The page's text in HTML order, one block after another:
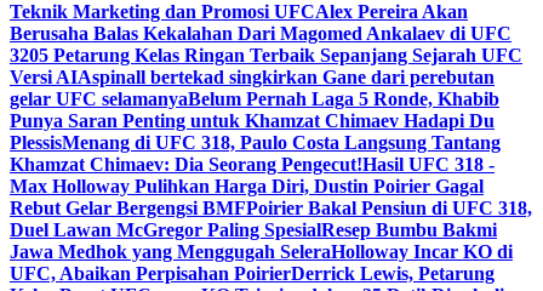
Teknik Marketing dan Promosi UFCAlex Pereira Akan
Berusaha Balas Kekalahan Dari Magomed Ankalaev di UFC
3205 Petarung Kelas Ringan Terbaik Sepanjang Sejarah UFC
Versi AIAspinall bertekad singkirkan Gane dari perebutan
gelar UFC selamanyaBelum Pernah Laga 5 Ronde, Khabib
Punya Saran Penting untuk Khamzat Chimaev Hadapi Du
PlessisMenang di UFC 318, Paulo Costa Langsung Tantang
Khamzat Chimaev: Dia Seorang Pengecut!Hasil UFC 318 -
Max Holloway Pulihkan Harga Diri, Dustin Poirier Gagal
Rebut Gelar Bergengsi BMFPoirier Bakal Pensiun di UFC 318,
Duel Lawan McGregor Paling SpesialResep Bumbu Bakmi
Jawa Medhok yang Menggugah SeleraHolloway Incar KO di
UFC, Abaikan Perpisahan PoirierDerrick Lewis, Petarung